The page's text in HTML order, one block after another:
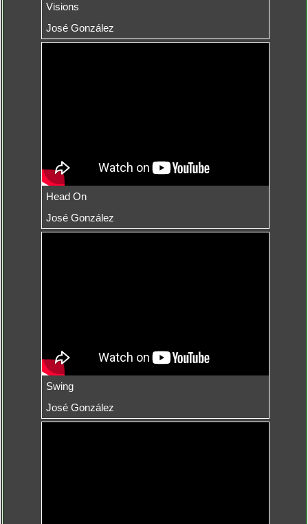
Visions
José González
Head On
José González
Swing
José González